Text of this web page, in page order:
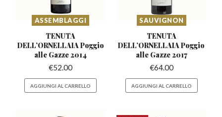
ASSEMBLAGGI
TENUTA
DELL’ORNELLAIA Poggio
alle Gazze 2014
€52.00
AGGIUNGI AL CARRELLO
SAUVIGNON
TENUTA
DELL’ORNELLAIAPoggio
alle Gazze 2017
€64.00
AGGIUNGI AL CARRELLO